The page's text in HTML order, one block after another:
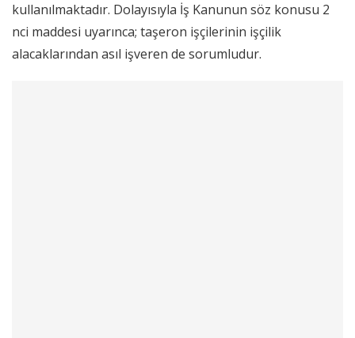
kullanılmaktadır. Dolayısıyla İş Kanunun söz konusu 2
nci maddesi uyarınca; taşeron işçilerinin işçilik
alacaklarından asıl işveren de sorumludur.